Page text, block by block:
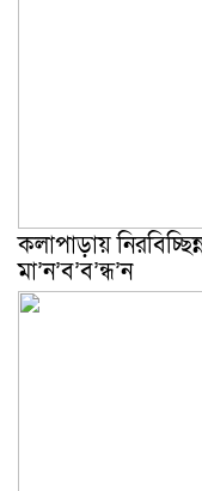
কলাপাড়ায়
মা’ন’ব’ব’ন্ধ’ন